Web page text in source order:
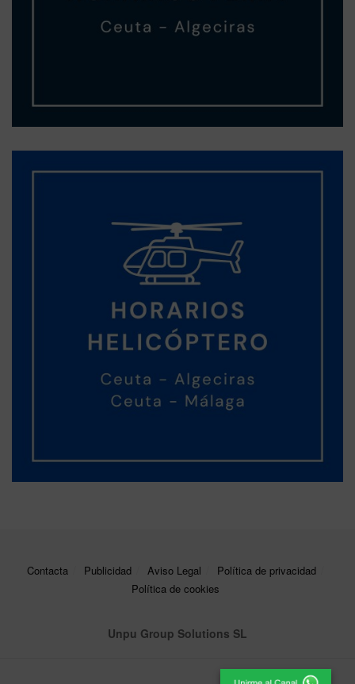
Contacta Publicidad Aviso Legal
Política de privacidad
Política de cookies
Unpu Group Solutions SL